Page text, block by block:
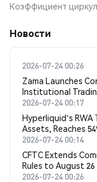
Коэффициент
Новости
2026-07-24 00:26
Zama Launches
Institutional
2026-07-24 00:17
Hyperliquid's RWA
Assets, Reaches
2026-07-24 00:14
CFTC Extends
Rules to August 26
2026-07-24 00:26